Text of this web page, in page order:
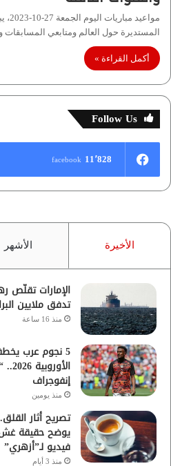
المستديرة حول العالم ومتابعي المسابقات
أكمل القراءة »
Follow Us
11٬828 facebook
الأخيرة الأشهر
الإمارات تقلّص
تدفق ملايين
منذ 16 ساعة
5 نجوم عرب
إنفوجراف
منذ يومين
تصريح أثار
يوضح حقيقة غش
فيديو لـ”أزهري”
منذ 3 أيام